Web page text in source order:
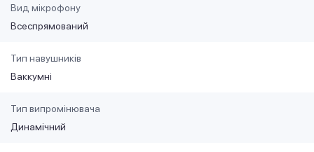
Вид мікрофону
Всеспрямований
Тип навушників
Ваккумні
Тип випромінювача
Динамічний